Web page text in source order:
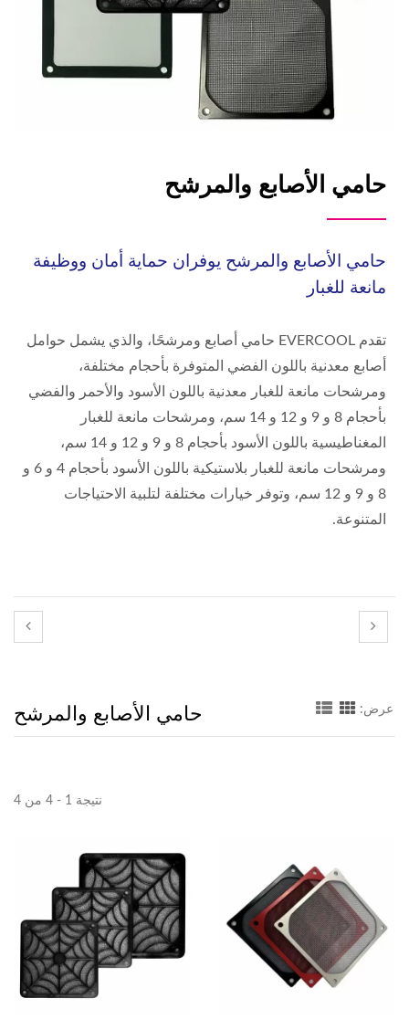
حامي الأصابع والمرشح
حامي الأصابع والمرشح يوفران حماية أمان ووظيفة
مانعة للغبار
تقدم EVERCOOL حامي أصابع ومرشحًا، والذي يشمل حوامل
أصابع معدنية باللون الفضي المتوفرة بأحجام مختلفة،
ومرشحات مانعة للغبار معدنية باللون الأسود والأحمر والفضي
بأحجام 8 و 9 و 12 و 14 سم، ومرشحات مانعة للغبار
المغناطيسية باللون الأسود بأحجام 8 و 9 و 12 و 14 سم،
ومرشحات مانعة للغبار بلاستيكية باللون الأسود بأحجام 4 و 6 و
8 و 9 و 12 سم، وتوفر خيارات مختلفة لتلبية الاحتياجات
المتنوعة.
حامي الأصابع والمرشح عرض:
نتيجة 1 - 4 من 4